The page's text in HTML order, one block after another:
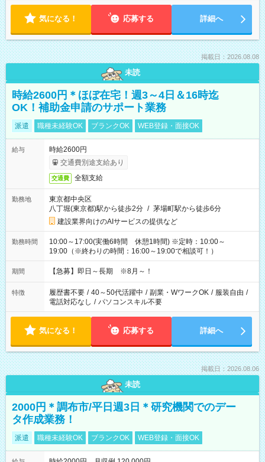
気になる！ 応募する 詳細へ
掲載日：2026.08.08
未読
時給2600円＊ほぼ在宅！週3～4日＆16時迄
OK！補助金申請のサポート業務
派遣 職種未経験OK ブランクOK WEB登録・面接OK
給与
時給2600円
交通費別途支給あり
交通費 全額支給
勤務地
東京都中央区
八丁堀(東京都)駅から徒歩2分 / 茅場町駅から徒歩6分
建設業界向けのAIサービスの提供など
勤務時間
10:00～17:00(実働6時間 休憩1時間) ※定時：10:00～
19:00（※終わりの時間：16:00～19:00で相談可！）
期間 【急募】即日～長期 ※8月～！
特徴 履歴書不要 / 40～50代活躍中 / 副業・WワークOK / 服装自由 /
電話対応なし / パソコンスキル不要
気になる！ 応募する 詳細へ
掲載日：2026.08.06
未読
2000円＊調布市/平日週3日＊研究機関でのデー
タ作成業務！
派遣 職種未経験OK ブランクOK WEB登録・面接OK